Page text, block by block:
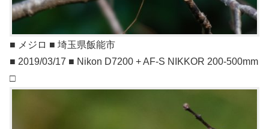
■ メジロ ■ 埼玉県飯能市
■ 2019/03/17 ■ Nikon D7200 + AF-S NIKKOR 200-500mm
□